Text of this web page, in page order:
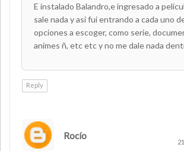
E instalado Balandro,e ingresado a
sale nada y asi fui entrando a cada uno
opciones a escoger, como serie,
animes ñ, etc etc y no me dale nada
Reply
Rocío